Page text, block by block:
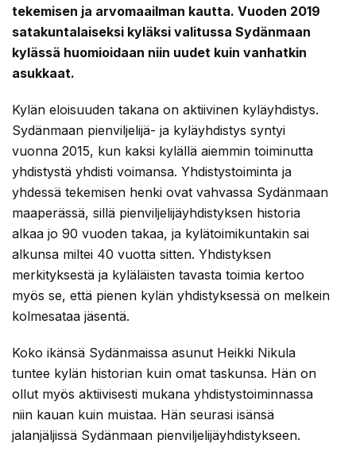
tekemisen ja arvomaailman kautta. Vuoden 2019
satakuntalaiseksi kyläksi valitussa Sydänmaan
kylässä huomioidaan niin uudet kuin vanhatkin
asukkaat.
Kylän eloisuuden takana on aktiivinen kyläyhdistys.
Sydänmaan pienviljelijä- ja kyläyhdistys syntyi
vuonna 2015, kun kaksi kylällä aiemmin toiminutta
yhdistystä yhdisti voimansa. Yhdistystoiminta ja
yhdessä tekemisen henki ovat vahvassa Sydänmaan
maaperässä, sillä pienviljelijäyhdistyksen historia
alkaa jo 90 vuoden takaa, ja kylätoimikuntakin sai
alkunsa miltei 40 vuotta sitten. Yhdistyksen
merkityksestä ja kyläläisten tavasta toimia kertoo
myös se, että pienen kylän yhdistyksessä on melkein
kolmesataa jäsentä.
Koko ikänsä Sydänmaissa asunut Heikki Nikula
tuntee kylän historian kuin omat taskunsa. Hän on
ollut myös aktiivisesti mukana yhdistystoiminnassa
niin kauan kuin muistaa. Hän seurasi isänsä
jalanjäljissä Sydänmaan pienviljelijäyhdistykseen.